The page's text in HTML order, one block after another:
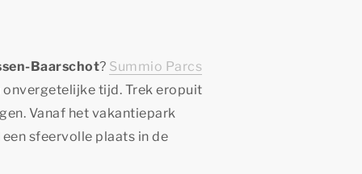
Baarschot? Summio Parcs
tijd. Trek eropuit
Vanaf het vakantiepark
sfeervolle plaats in de